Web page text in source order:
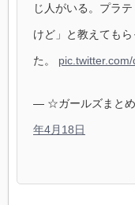
じ人がいる。プラ
けど」と教えても
た。
— ☆ガールズまと
年4月18日